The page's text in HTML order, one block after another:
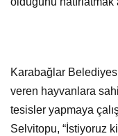
Karabağlar
veren hayvanlara
tesisler yapmaya
Selvitopu, “İstiyoruz